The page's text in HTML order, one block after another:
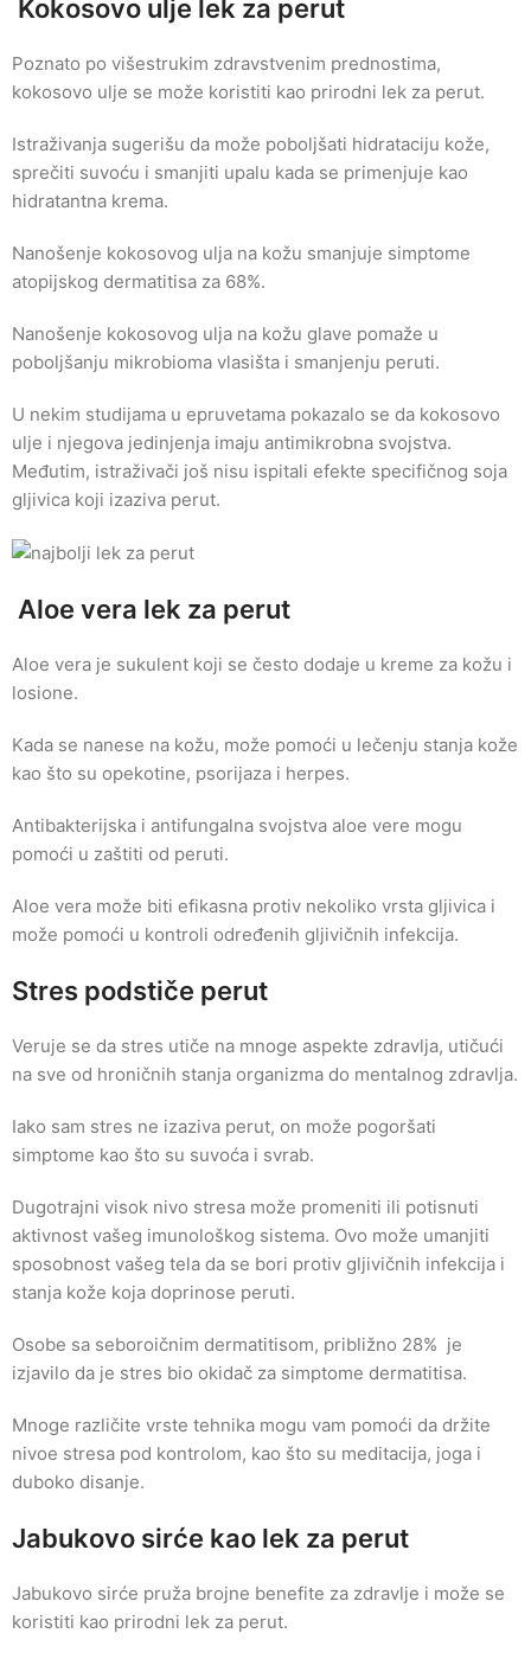
Kokosovo ulje lek za perut
Poznato po višestrukim zdravstvenim prednostima,
kokosovo ulje se može koristiti kao prirodni lek za perut.
Istraživanja sugerišu da može poboljšati hidrataciju kože,
sprečiti suvoću i smanjiti upalu kada se primenjuje kao
hidratantna krema.
Nanošenje kokosovog ulja na kožu smanjuje simptome
atopijskog dermatitisa za 68%.
Nanošenje kokosovog ulja na kožu glave pomaže u
poboljšanju mikrobioma vlasišta i smanjenju peruti.
U nekim studijama u epruvetama pokazalo se da kokosovo
ulje i njegova jedinjenja imaju antimikrobna svojstva.
Međutim, istraživači još nisu ispitali efekte specifičnog soja
gljivica koji izaziva perut.
Aloe vera lek za perut
Aloe vera je sukulent koji se često dodaje u kreme za kožu i
losione.
Kada se nanese na kožu, može pomoći u lečenju stanja kože
kao što su opekotine, psorijaza i herpes.
Antibakterijska i antifungalna svojstva aloe vere mogu
pomoći u zaštiti od peruti.
Aloe vera može biti efikasna protiv nekoliko vrsta gljivica i
može pomoći u kontroli određenih gljivičnih infekcija.
Stres podstiče perut
Veruje se da stres utiče na mnoge aspekte zdravlja, utičući
na sve od hroničnih stanja organizma do mentalnog zdravlja.
Iako sam stres ne izaziva perut, on može pogoršati
simptome kao što su suvoća i svrab.
Dugotrajni visok nivo stresa može promeniti ili potisnuti
aktivnost vašeg imunološkog sistema. Ovo može umanjiti
sposobnost vašeg tela da se bori protiv gljivičnih infekcija i
stanja kože koja doprinose peruti.
Osobe sa seboroičnim dermatitisom, približno 28% je
izjavilo da je stres bio okidač za simptome dermatitisa.
Mnoge različite vrste tehnika mogu vam pomoći da držite
nivoe stresa pod kontrolom, kao što su meditacija, joga i
duboko disanje.
Jabukovo sirće kao lek za perut
Jabukovo sirće pruža brojne benefite za zdravlje i može se
koristiti kao prirodni lek za perut.